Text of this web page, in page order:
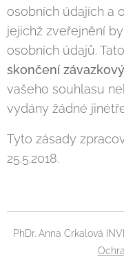
osobních údajích a
jejichž zveřejnění
osobních údajů. Tato
skončení
vašeho souhlasu
vydány žádné
Tyto zásady
25.5.2018.
PhDr. Anna Crkalová